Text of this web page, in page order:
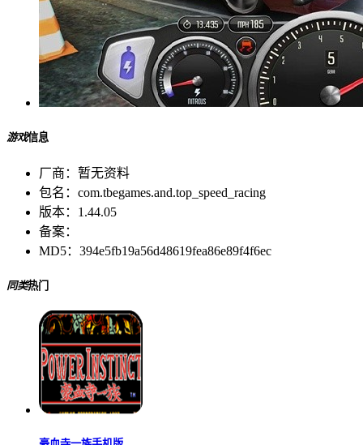
游戏信息
厂商： 暂无资料
包名： com.tbegames.and.top_speed_racing
版本： 1.44.05
备案：
MD5： 394e5fb19a56d48619fea86e89f4f6ec
同类热门